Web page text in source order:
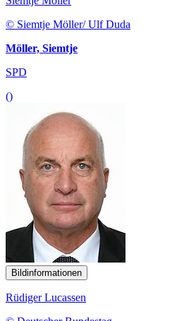
© Siemtje Möller/ Ulf Duda
Möller, Siemtje
SPD
()
Bildinformationen
Rüdiger Lucassen